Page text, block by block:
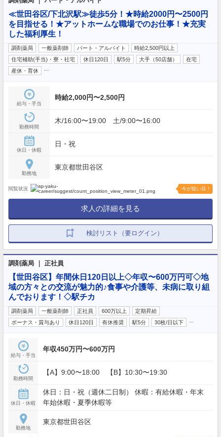
≪世田谷区/下北沢駅≫徒歩5分！★時給2000円〜2500円
を目指せる！★アットホームな職場でのお仕事！★充実
した福利厚生！
調剤薬局 一般薬剤師 パート・アルバイト
時給2,500円以上
住宅補助(手当)・寮・社宅
休日120日 駅5分 大手（50店舗）
在宅
産休・育休
給与・手当
時給2,000円〜2,500円
勤務時間
木/16:00〜19:00 土/9:00〜16:00
休日・休暇
日・祝
勤務地
東京都世田谷区
閲覧状況 今が狙い目！
求人の詳細を見る
検討リスト（要ログイン）
調剤薬局 ｜ 正社員
【世田谷区】年間休日120日以上◇年収〜600万円可◇地
域の方々との交流が魅力的♪食事や介護等、未病に取り組
んでおります！◇駅チカ
調剤薬局 一般薬剤師 正社員 600万以上
定期昇給
ボーナス・賞与あり
休日120日 有休推奨 駅5分 30枚/日以下
給与・手当
年収450万円〜600万円
勤務時間
【A】9:00〜18:00 【B】10:30〜19:30
休日・休暇
休日：日・祝（週休二日制） 休暇：有給休暇・年末
年始休暇・夏季休暇等
勤務地
東京都世田谷区